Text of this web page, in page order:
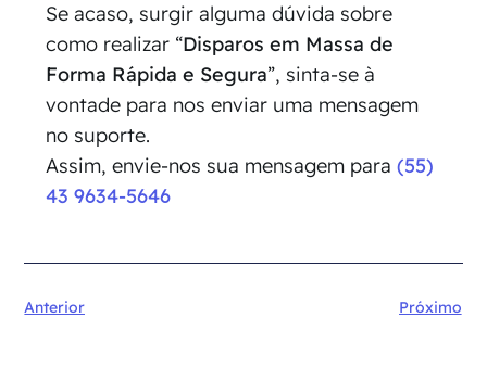
Se acaso, surgir alguma dúvida sobre
como realizar “Disparos em Massa de
Forma Rápida e Segura”, sinta-se à
vontade para nos enviar uma mensagem
no suporte.
Assim, envie-nos sua mensagem para(55)
43 9634-5646
Anterior Próximo